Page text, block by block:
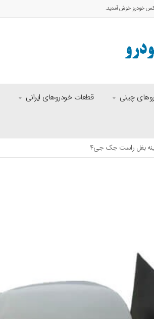
مکس خودرو خوش آمدید.
چینی قطعات خودروهای ایرانی
بغل راست جک جی۴